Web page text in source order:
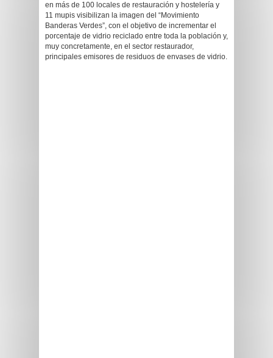
en más de 100 locales de restauración y hostelería y
11 mupis visibilizan la imagen del “Movimiento
Banderas Verdes”, con el objetivo de incrementar el
porcentaje de vidrio reciclado entre toda la población y,
muy concretamente, en el sector restaurador,
principales emisores de residuos de envases de vidrio.